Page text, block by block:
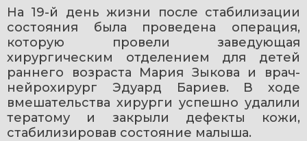
На 19-й день жизни после стабилизации
состояния была проведена операция,
которую провели заведующая
хирургическим отделением для детей
раннего возраста Мария Зыкова и врач-
нейрохирург Эдуард Бариев. В ходе
вмешательства хирурги успешно удалили
тератому и закрыли дефекты кожи,
стабилизировав состояние малыша.